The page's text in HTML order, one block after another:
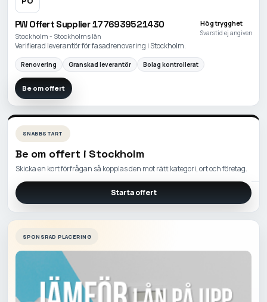
PW Offert Supplier 1776939521430
Stockholm - Stockholms län
Hög trygghet
Svarstid ej angiven
Verifierad leverantör för fasadrenovering i Stockholm.
Renovering Granskad leverantör Bolag kontrollerat
Be om offert
SNABBSTART
Be om offert i Stockholm
Skicka en kort förfrågan så kopplas den mot rätt kategori, ort och företag.
Starta offert
SPONSRAD PLACERING